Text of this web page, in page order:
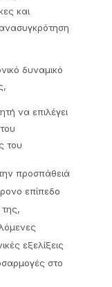
και
δυναμικό
να επιλέγει
του
προσπάθειά
επίπεδο
εξελίξεις
στο